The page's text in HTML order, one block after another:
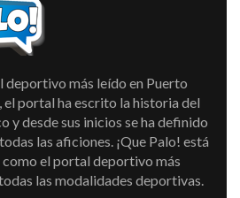
deportivo más leído en Puerto
el portal ha escrito la historia del
y desde sus inicios se ha definido
las aficiones. ¡Que Palo! está
como el portal deportivo más
las modalidades deportivas.